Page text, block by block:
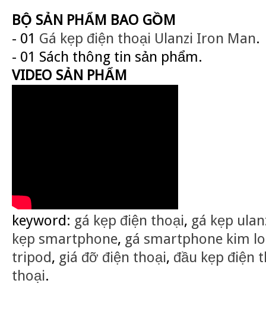
BỘ SẢN PHẨM BAO GỒM
- 01 Gá kẹp điện thoại Ulanzi Iron Man.
- 01 Sách thông tin sản phẩm.
VIDEO SẢN PHẨM
keyword: gá kẹp điện thoại, gá kẹp
kẹp smartphone, gá smartphone kim
tripod, giá đỡ điện thoại, đầu kẹp điện
thoại.